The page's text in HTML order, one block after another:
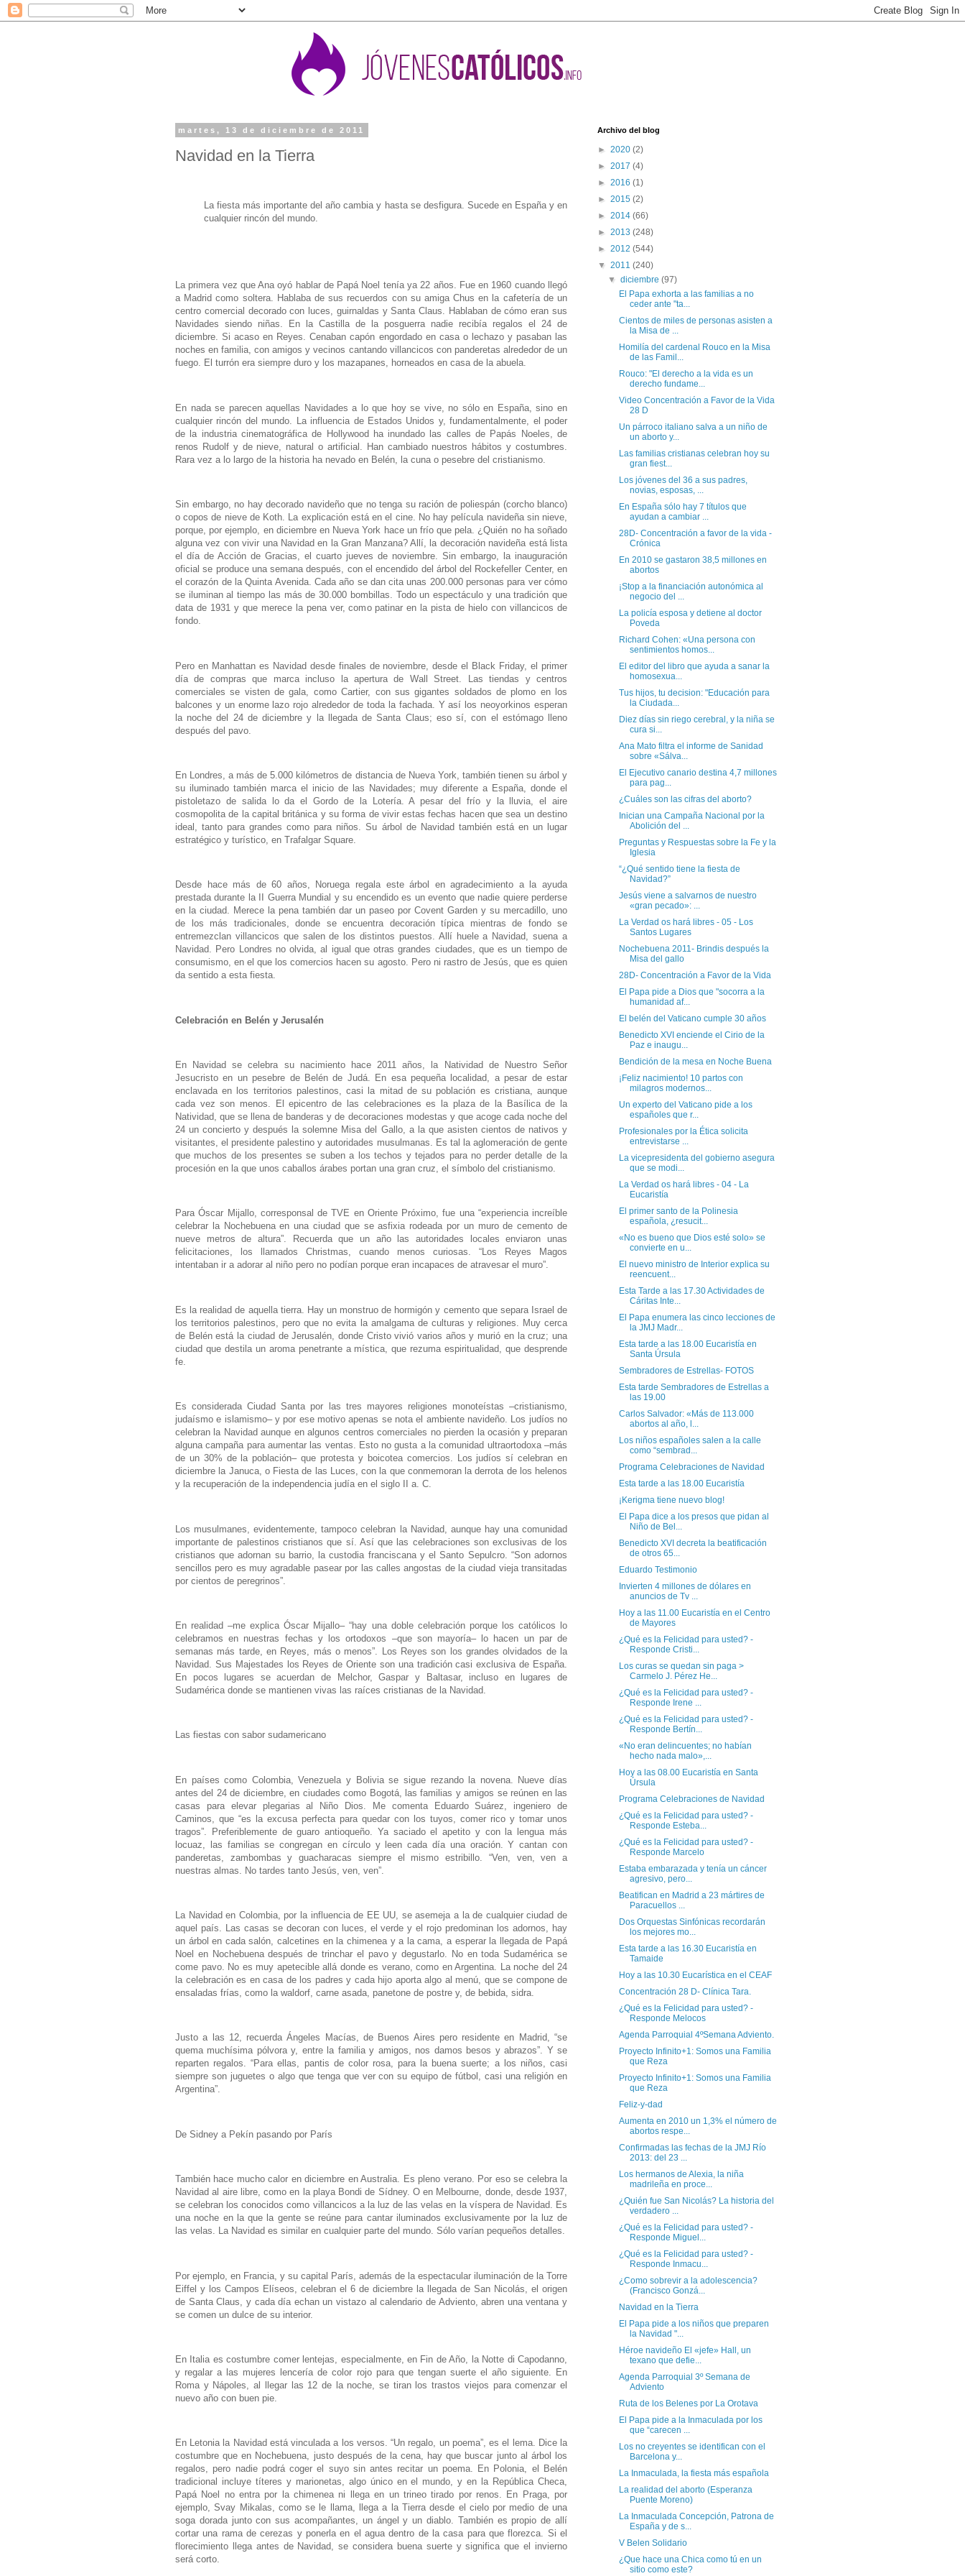
martes, 13 de diciembre de 2011
Navidad en la Tierra
La fiesta más importante del año cambia y hasta se desfigura. Sucede en España y en
cualquier rincón del mundo.
La primera vez que Ana oyó hablar de Papá Noel tenía ya 22 años. Fue en 1960 cuando llegó
a Madrid como soltera. Hablaba de sus recuerdos con su amiga Chus en la cafetería de un
centro comercial decorado con luces, guirnaldas y Santa Claus. Hablaban de cómo eran sus
Navidades siendo niñas. En la Castilla de la posguerra nadie recibía regalos el 24 de
diciembre. Si acaso en Reyes. Cenaban capón engordado en casa o lechazo y pasaban las
noches en familia, con amigos y vecinos cantando villancicos con panderetas alrededor de un
fuego. El turrón era siempre duro y los mazapanes, horneados en casa de la abuela.
En nada se parecen aquellas Navidades a lo que hoy se vive, no sólo en España, sino en
cualquier rincón del mundo. La influencia de Estados Unidos y, fundamentalmente, el poder
de la industria cinematográfica de Hollywood ha inundado las calles de Papás Noeles, de
renos Rudolf y de nieve, natural o artificial. Han cambiado nuestros hábitos y costumbres.
Rara vez a lo largo de la historia ha nevado en Belén, la cuna o pesebre del cristianismo.
Sin embargo, no hay decorado navideño que no tenga su ración de poliespán (corcho blanco)
o copos de nieve de Koth. La explicación está en el cine. No hay película navideña sin nieve,
porque, por ejemplo, en diciembre en Nueva York hace un frío que pela. ¿Quién no ha soñado
alguna vez con vivir una Navidad en la Gran Manzana? Allí, la decoración navideña está lista
el día de Acción de Gracias, el cuarto jueves de noviembre. Sin embargo, la inauguración
oficial se produce una semana después, con el encendido del árbol del Rockefeller Center, en
el corazón de la Quinta Avenida. Cada año se dan cita unas 200.000 personas para ver cómo
se iluminan al tiempo las más de 30.000 bombillas. Todo un espectáculo y una tradición que
data de 1931 y que merece la pena ver, como patinar en la pista de hielo con villancicos de
fondo.
Pero en Manhattan es Navidad desde finales de noviembre, desde el Black Friday, el primer
día de compras que marca incluso la apertura de Wall Street. Las tiendas y centros
comerciales se visten de gala, como Cartier, con sus gigantes soldados de plomo en los
balcones y un enorme lazo rojo alrededor de toda la fachada. Y así los neoyorkinos esperan
la noche del 24 de diciembre y la llegada de Santa Claus; eso sí, con el estómago lleno
después del pavo.
En Londres, a más de 5.000 kilómetros de distancia de Nueva York, también tienen su árbol y
su iluminado también marca el inicio de las Navidades; muy diferente a España, donde el
pistoletazo de salida lo da el Gordo de la Lotería. A pesar del frío y la lluvia, el aire
cosmopolita de la capital británica y su forma de vivir estas fechas hacen que sea un destino
ideal, tanto para grandes como para niños. Su árbol de Navidad también está en un lugar
estratégico y turístico, en Trafalgar Square.
Desde hace más de 60 años, Noruega regala este árbol en agradecimiento a la ayuda
prestada durante la II Guerra Mundial y su encendido es un evento que nadie quiere perderse
en la ciudad. Merece la pena también dar un paseo por Covent Garden y su mercadillo, uno
de los más tradicionales, donde se encuentra decoración típica mientras de fondo se
entremezclan villancicos que salen de los distintos puestos. Allí huele a Navidad, suena a
Navidad. Pero Londres no olvida, al igual que otras grandes ciudades, que es un tiempo de
consumismo, en el que los comercios hacen su agosto. Pero ni rastro de Jesús, que es quien
da sentido a esta fiesta.
Celebración en Belén y Jerusalén
En Navidad se celebra su nacimiento hace 2011 años, la Natividad de Nuestro Señor
Jesucristo en un pesebre de Belén de Judá. En esa pequeña localidad, a pesar de estar
enclavada en los territorios palestinos, casi la mitad de su población es cristiana, aunque
cada vez son menos. El epicentro de las celebraciones es la plaza de la Basílica de la
Natividad, que se llena de banderas y de decoraciones modestas y que acoge cada noche del
24 un concierto y después la solemne Misa del Gallo, a la que asisten cientos de nativos y
visitantes, el presidente palestino y autoridades musulmanas. Es tal la aglomeración de gente
que muchos de los presentes se suben a los techos y tejados para no perder detalle de la
procesión en la que unos caballos árabes portan una gran cruz, el símbolo del cristianismo.
Para Óscar Mijallo, corresponsal de TVE en Oriente Próximo, fue una “experiencia increíble
celebrar la Nochebuena en una ciudad que se asfixia rodeada por un muro de cemento de
nueve metros de altura”. Recuerda que un año las autoridades locales enviaron unas
felicitaciones, los llamados Christmas, cuando menos curiosas. “Los Reyes Magos
intentaban ir a adorar al niño pero no podían porque eran incapaces de atravesar el muro”.
Es la realidad de aquella tierra. Hay un monstruo de hormigón y cemento que separa Israel de
los territorios palestinos, pero que no evita la amalgama de culturas y religiones. Muy cerca
de Belén está la ciudad de Jerusalén, donde Cristo vivió varios años y murió en la cruz; una
ciudad que destila un aroma penetrante a mística, que rezuma espiritualidad, que desprende
fe.
Es considerada Ciudad Santa por las tres mayores religiones monoteístas –cristianismo,
judaísmo e islamismo– y por ese motivo apenas se nota el ambiente navideño. Los judíos no
celebran la Navidad aunque en algunos centros comerciales no pierden la ocasión y preparan
alguna campaña para aumentar las ventas. Esto no gusta a la comunidad ultraortodoxa –más
de un 30% de la población– que protesta y boicotea comercios. Los judíos sí celebran en
diciembre la Januca, o Fiesta de las Luces, con la que conmemoran la derrota de los helenos
y la recuperación de la independencia judía en el siglo II a. C.
Los musulmanes, evidentemente, tampoco celebran la Navidad, aunque hay una comunidad
importante de palestinos cristianos que sí. Así que las celebraciones son exclusivas de los
cristianos que adornan su barrio, la custodia franciscana y el Santo Sepulcro. “Son adornos
sencillos pero es muy agradable pasear por las calles angostas de la ciudad vieja transitadas
por cientos de peregrinos”.
En realidad –me explica Óscar Mijallo– “hay una doble celebración porque los católicos lo
celebramos en nuestras fechas y los ortodoxos –que son mayoría– lo hacen un par de
semanas más tarde, en Reyes, más o menos”. Los Reyes son los grandes olvidados de la
Navidad. Sus Majestades los Reyes de Oriente son una tradición casi exclusiva de España.
En pocos lugares se acuerdan de Melchor, Gaspar y Baltasar, incluso en lugares de
Sudamérica donde se mantienen vivas las raíces cristianas de la Navidad.
Las fiestas con sabor sudamericano
En países como Colombia, Venezuela y Bolivia se sigue rezando la novena. Nueve días
antes del 24 de diciembre, en ciudades como Bogotá, las familias y amigos se reúnen en las
casas para elevar plegarias al Niño Dios. Me comenta Eduardo Suárez, ingeniero de
Caminos, que “es la excusa perfecta para quedar con los tuyos, comer rico y tomar unos
tragos”. Preferiblemente de guaro antioqueño. Ya saciado el apetito y con la lengua más
locuaz, las familias se congregan en círculo y leen cada día una oración. Y cantan con
panderetas, zambombas y guacharacas siempre el mismo estribillo. “Ven, ven, ven a
nuestras almas. No tardes tanto Jesús, ven, ven”.
La Navidad en Colombia, por la influencia de EE UU, se asemeja a la de cualquier ciudad de
aquel país. Las casas se decoran con luces, el verde y el rojo predominan los adornos, hay
un árbol en cada salón, calcetines en la chimenea y a la cama, a esperar la llegada de Papá
Noel en Nochebuena después de trinchar el pavo y degustarlo. No en toda Sudamérica se
come pavo. No es muy apetecible allá donde es verano, como en Argentina. La noche del 24
la celebración es en casa de los padres y cada hijo aporta algo al menú, que se compone de
ensaladas frías, como la waldorf, carne asada, panetone de postre y, de bebida, sidra.
Justo a las 12, recuerda Ángeles Macías, de Buenos Aires pero residente en Madrid, “se
quema muchísima pólvora y, entre la familia y amigos, nos damos besos y abrazos”. Y se
reparten regalos. “Para ellas, pantis de color rosa, para la buena suerte; a los niños, casi
siempre son juguetes o algo que tenga que ver con su equipo de fútbol, casi una religión en
Argentina”.
De Sidney a Pekín pasando por París
También hace mucho calor en diciembre en Australia. Es pleno verano. Por eso se celebra la
Navidad al aire libre, como en la playa Bondi de Sídney. O en Melbourne, donde, desde 1937,
se celebran los conocidos como villancicos a la luz de las velas en la víspera de Navidad. Es
una noche en la que la gente se reúne para cantar iluminados exclusivamente por la luz de
las velas. La Navidad es similar en cualquier parte del mundo. Sólo varían pequeños detalles.
Por ejemplo, en Francia, y su capital París, además de la espectacular iluminación de la Torre
Eiffel y los Campos Elíseos, celebran el 6 de diciembre la llegada de San Nicolás, el origen
de Santa Claus, y cada día echan un vistazo al calendario de Adviento, abren una ventana y
se comen un dulce de su interior.
En Italia es costumbre comer lentejas, especialmente, en Fin de Año, la Notte di Capodanno,
y regalar a las mujeres lencería de color rojo para que tengan suerte el año siguiente. En
Roma y Nápoles, al llegar las 12 de la noche, se tiran los trastos viejos para comenzar el
nuevo año con buen pie.
En Letonia la Navidad está vinculada a los versos. “Un regalo, un poema”, es el lema. Dice la
costumbre que en Nochebuena, justo después de la cena, hay que buscar junto al árbol los
regalos, pero nadie podrá coger el suyo sin antes recitar un poema. En Polonia, el Belén
tradicional incluye títeres y marionetas, algo único en el mundo, y en la República Checa,
Papá Noel no entra por la chimenea ni llega en un trineo tirado por renos. En Praga, por
ejemplo, Svay Mikalas, como se le llama, llega a la Tierra desde el cielo por medio de una
soga dorada junto con sus acompañantes, un ángel y un diablo. También es propio de allí
cortar una rama de cerezas y ponerla en el agua dentro de la casa para que florezca. Si el
florecimiento llega antes de Navidad, se considera buena suerte y significa que el invierno
será corto.
Archivo del blog
► 2020 (2)
► 2017 (4)
► 2016 (1)
► 2015 (2)
► 2014 (66)
► 2013 (248)
► 2012 (544)
▼ 2011 (240)
▼diciembre(97)
El Papa exhorta a las familias a no
ceder ante "ta...
Cientos de miles de personas asisten a
la Misa de ...
Homilía del cardenal Rouco en la Misa
de las Famil...
Rouco: "El derecho a la vida es un
derecho fundame...
Video Concentración a Favor de la Vida
28 D
Un párroco italiano salva a un niño de
un aborto y...
Las familias cristianas celebran hoy su
gran fiest...
Los jóvenes del 36 a sus padres,
novias, esposas, ...
En España sólo hay 7 títulos que
ayudan a cambiar ...
28D- Concentración a favor de la vida -
Crónica
En 2010 se gastaron 38,5 millones en
abortos
¡Stop a la financiación autonómica al
negocio del ...
La policía esposa y detiene al doctor
Poveda
Richard Cohen: «Una persona con
sentimientos homos...
El editor del libro que ayuda a sanar la
homosexua...
Tus hijos, tu decision: "Educación para
la Ciudada...
Diez días sin riego cerebral, y la niña se
cura si...
Ana Mato filtra el informe de Sanidad
sobre «Sálva...
El Ejecutivo canario destina 4,7 millones
para pag...
¿Cuáles son las cifras del aborto?
Inician una Campaña Nacional por la
Abolición del ...
Preguntas y Respuestas sobre la Fe y la
Iglesia
“¿Qué sentido tiene la fiesta de
Navidad?”
Jesús viene a salvarnos de nuestro
«gran pecado»: ...
La Verdad os hará libres - 05 - Los
Santos Lugares
Nochebuena 2011- Brindis después la
Misa del gallo
28D- Concentración a Favor de la Vida
El Papa pide a Dios que "socorra a la
humanidad af...
El belén del Vaticano cumple 30 años
Benedicto XVI enciende el Cirio de la
Paz e inaugu...
Bendición de la mesa en Noche Buena
¡Feliz nacimiento! 10 partos con
milagros modernos...
Un experto del Vaticano pide a los
españoles que r...
Profesionales por la Ética solicita
entrevistarse ...
La vicepresidenta del gobierno asegura
que se modi...
La Verdad os hará libres - 04 - La
Eucaristía
El primer santo de la Polinesia
española, ¿resucit...
«No es bueno que Dios esté solo» se
convierte en u...
El nuevo ministro de Interior explica su
reencuent...
Esta Tarde a las 17.30 Actividades de
Cáritas Inte...
El Papa enumera las cinco lecciones de
la JMJ Madr...
Esta tarde a las 18.00 Eucaristía en
Santa Úrsula
Sembradores de Estrellas- FOTOS
Esta tarde Sembradores de Estrellas a
las 19.00
Carlos Salvador: «Más de 113.000
abortos al año, l...
Los niños españoles salen a la calle
como “sembrad...
Programa Celebraciones de Navidad
Esta tarde a las 18.00 Eucaristía
¡Kerigma tiene nuevo blog!
El Papa dice a los presos que pidan al
Niño de Bel...
Benedicto XVI decreta la beatificación
de otros 65...
Eduardo Testimonio
Invierten 4 millones de dólares en
anuncios de Tv ...
Hoy a las 11.00 Eucaristía en el Centro
de Mayores
¿Qué es la Felicidad para usted? -
Responde Cristi...
Los curas se quedan sin paga >
Carmelo J. Pérez He...
¿Qué es la Felicidad para usted? -
Responde Irene ...
¿Qué es la Felicidad para usted? -
Responde Bertín...
«No eran delincuentes; no habían
hecho nada malo»,...
Hoy a las 08.00 Eucaristía en Santa
Úrsula
Programa Celebraciones de Navidad
¿Qué es la Felicidad para usted? -
Responde Esteba...
¿Qué es la Felicidad para usted? -
Responde Marcelo
Estaba embarazada y tenía un cáncer
agresivo, pero...
Beatifican en Madrid a 23 mártires de
Paracuellos ...
Dos Orquestas Sinfónicas recordarán
los mejores mo...
Esta tarde a las 16.30 Eucaristía en
Tamaide
Hoy a las 10.30 Eucarística en el CEAF
Concentración 28 D- Clínica Tara.
¿Qué es la Felicidad para usted? -
Responde Melocos
Agenda Parroquial 4ºSemana Adviento.
Proyecto Infinito+1: Somos una Familia
que Reza
Proyecto Infinito+1: Somos una Familia
que Reza
Feliz-y-dad
Aumenta en 2010 un 1,3% el número de
abortos respe...
Confirmadas las fechas de la JMJ Río
2013: del 23 ...
Los hermanos de Alexia, la niña
madrileña en proce...
¿Quién fue San Nicolás? La historia del
verdadero ...
¿Qué es la Felicidad para usted? -
Responde Miguel...
¿Qué es la Felicidad para usted? -
Responde Inmacu...
¿Como sobrevir a la adolescencia?
(Francisco Gonzá...
Navidad en la Tierra
El Papa pide a los niños que preparen
la Navidad "...
Héroe navideño El «jefe» Hall, un
texano que defie...
Agenda Parroquial 3º Semana de
Adviento
Ruta de los Belenes por La Orotava
El Papa pide a la Inmaculada por los
que “carecen ...
Los no creyentes se identifican con el
Barcelona y...
La Inmaculada, la fiesta más española
La realidad del aborto (Esperanza
Puente Moreno)
La Inmaculada Concepción, Patrona de
España y de s...
V Belen Solidario
¿Que hace una Chica como tú en un
sitio como este?